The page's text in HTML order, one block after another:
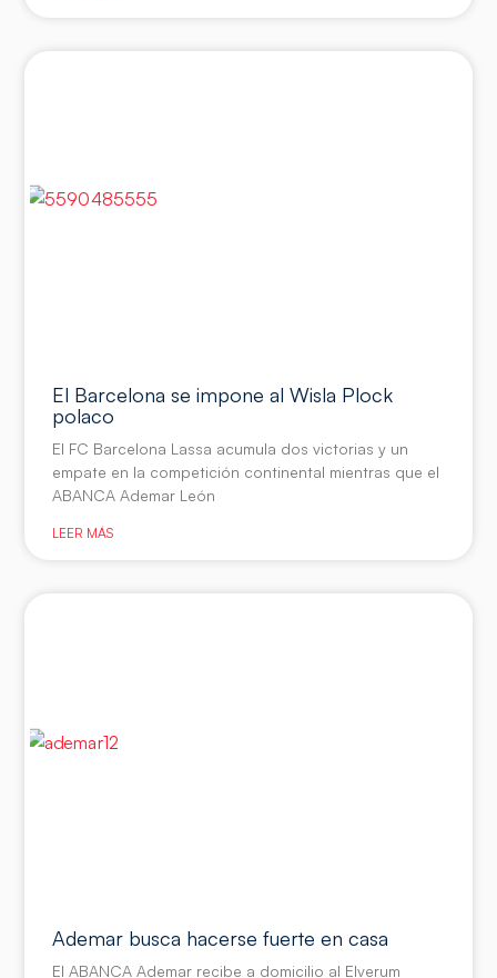
El Barcelona se impone al Wisla Plock
polaco
El FC Barcelona Lassa acumula dos victorias y un
empate en la competición continental mientras que el
ABANCA Ademar León
LEER MÁS
Ademar busca hacerse fuerte en casa
El ABANCA Ademar recibe a domicilio al Elverum